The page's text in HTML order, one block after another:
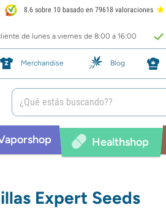
8.6 sobre 10 basado en 79618 valoraciones
de lunes a viernes de 8:00 a 16:00
Merchandise Blog
Healthshop
Expert Seeds